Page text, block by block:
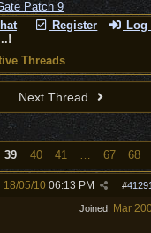
Register Log
Threads
Next Thread
39 40 41 … 67 68
#
18/05/10 06:13 PM
Joined: Mar